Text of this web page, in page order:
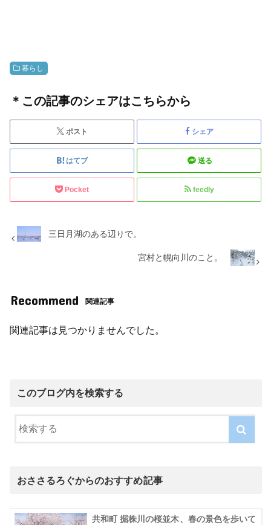
暮らし
＊この記事のシェアはこちらから
ポスト シェア
はてブ 送る
Pocket feedly
三日月湖のある辺りで。
宮村と幌向川のこと。
Recommend 関連記事
関連記事は見つかりませんでした。
このブログ内を検索する
おささるろぐからのおすすめ記事
共和町 掘株川の桜並木、春の景色を歩いて